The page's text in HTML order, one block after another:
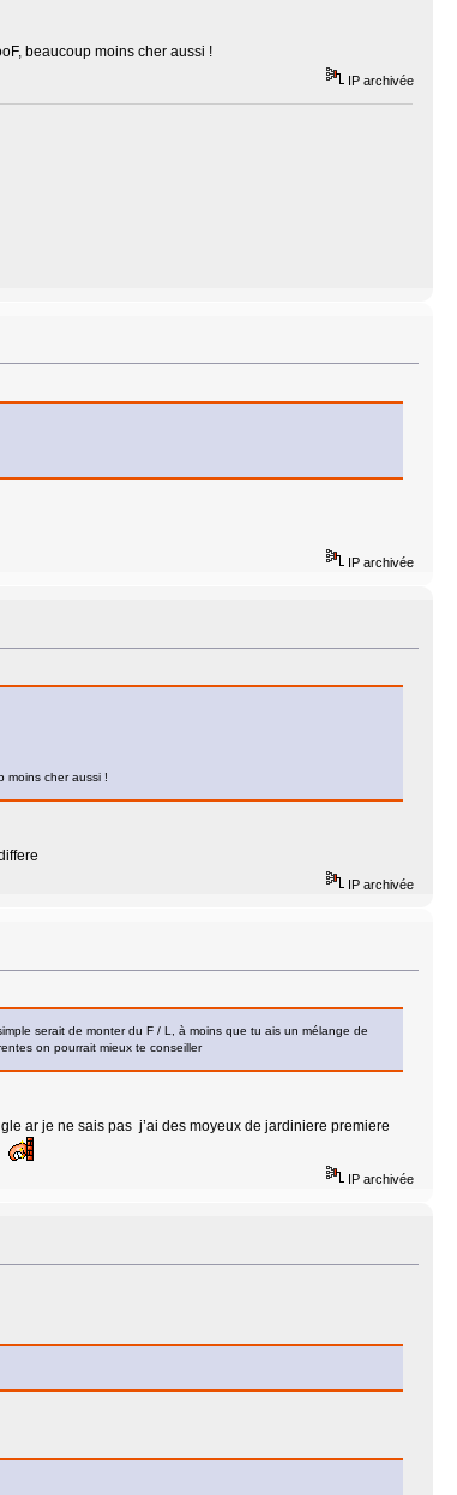
beaucoup moins cher aussi !
IP archivée
IP archivée
moins cher aussi !
IP archivée
serait de monter du F / L, à moins que tu ais un mélange de
on pourrait mieux te conseiller
ar je ne sais pas j’ai des moyeux de jardiniere premiere
IP archivée